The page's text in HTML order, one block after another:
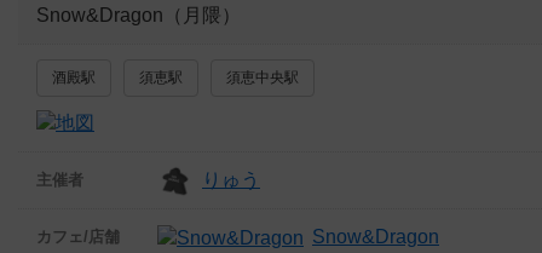
Snow&Dragon（月隈）
酒殿駅 須恵駅 須恵中央駅
主催者 りゅう
カフェ/店舗 Snow&Dragon